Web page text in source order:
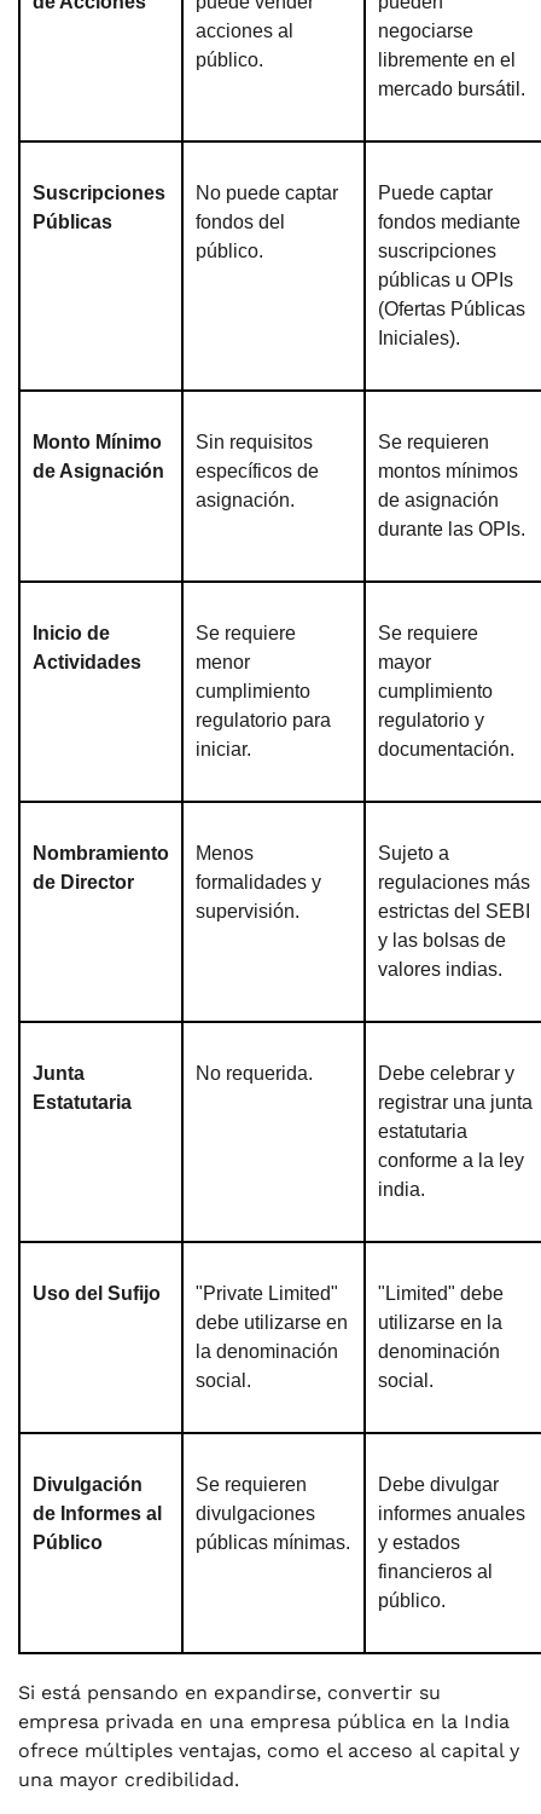
acciones al
público.
negociarse
libremente en el
mercado bursátil.
Suscripciones
Públicas
No puede captar
fondos del
público.
Puede captar
fondos mediante
suscripciones
públicas u OPIs
(Ofertas Públicas
Iniciales).
Monto Mínimo
de Asignación
Sin requisitos
específicos de
asignación.
Se requieren
montos mínimos
de asignación
durante las OPIs.
Inicio de
Actividades
Se requiere
menor
cumplimiento
regulatorio para
iniciar.
Se requiere
mayor
cumplimiento
regulatorio y
documentación.
Nombramiento
de Director
Menos
formalidades y
supervisión.
Sujeto a
regulaciones más
estrictas del SEBI
y las bolsas de
valores indias.
Junta
Estatutaria
No requerida.
Debe celebrar y
registrar una junta
estatutaria
conforme a la ley
india.
Uso del Sufijo
"Private Limited"
debe utilizarse en
la denominación
social.
"Limited" debe
utilizarse en la
denominación
social.
Divulgación
de Informes al
Público
Se requieren
divulgaciones
públicas mínimas.
Debe divulgar
informes anuales
y estados
financieros al
público.
Si está pensando en expandirse, convertir su
empresa privada en una empresa pública en la India
ofrece múltiples ventajas, como el acceso al capital y
una mayor credibilidad.